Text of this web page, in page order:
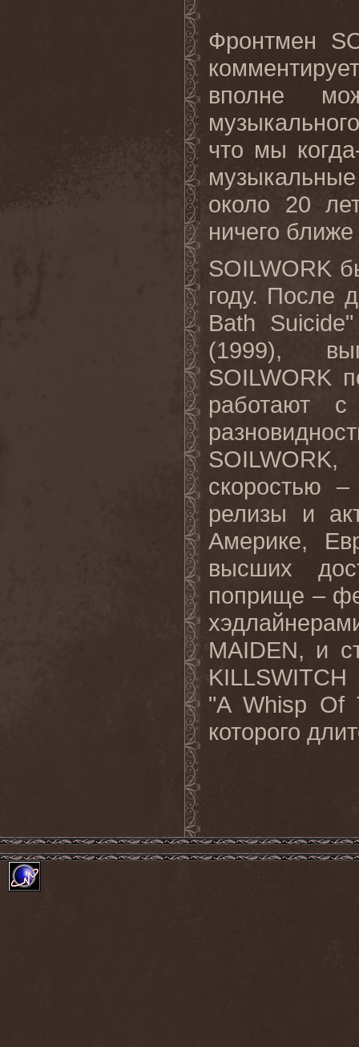
Фронтмен
вполне
что мы
около 20
ничего
SOILWORK
году. После
Bath
Suicide
(1999),
SOILWORK
работают
SOILWORK,
скоростью
релизы и
Америке,
высших
поприще –
MAIDEN, и
KILLSWITCH
"A Whisp Of
которого